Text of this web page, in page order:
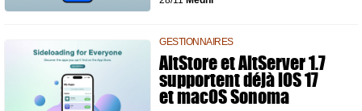
GESTIONNAIRES
AltStore et AltServer 1.7
supportent déjà iOS 17
et macOS Sonoma